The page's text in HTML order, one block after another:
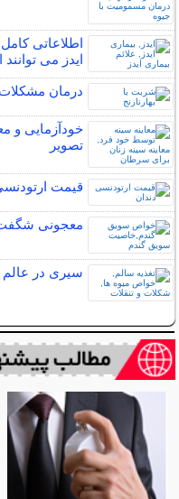
اطلاعاتی کامل
ایدز می توانند
درمان مشکلات
خودآزمایی و
تصویر
قیمت
معجونی شگفت
سیری در عالم